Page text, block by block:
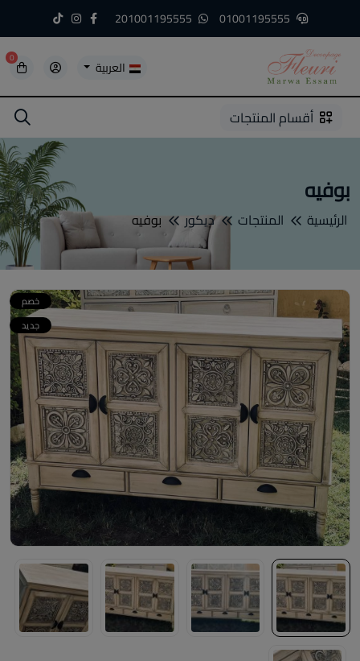
العربية 0
1
2
3
4
5
5 أقسام المنتجات
بوفيه
الرئيسية المنتجات ديكور بوفيه
خصم
جديد